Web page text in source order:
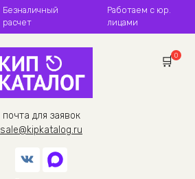
Безналичный
расчет
Работаем с юр.
лицами
почта для заявок
sale@kipkatalog.ru
0